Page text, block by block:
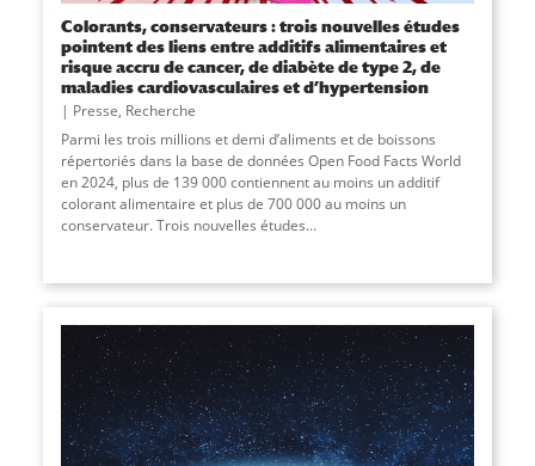
Colorants, conservateurs : trois nouvelles études
pointent des liens entre additifs alimentaires et
risque accru de cancer, de diabète de type 2, de
maladies cardiovasculaires et d’hypertension
Presse, Recherche
Parmi les trois millions et demi d’aliments et de boissons
répertoriés dans la base de données Open Food Facts World
en 2024, plus de 139 000 contiennent au moins un additif
colorant alimentaire et plus de 700 000 au moins un
conservateur. Trois nouvelles études...